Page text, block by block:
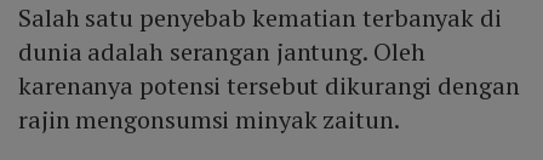
Salah satu penyebab kematian terbanyak di
dunia adalah serangan jantung. Oleh
karenanya potensi tersebut dikurangi dengan
rajin mengonsumsi minyak zaitun.